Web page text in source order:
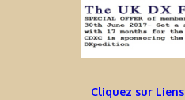
Cliquez sur